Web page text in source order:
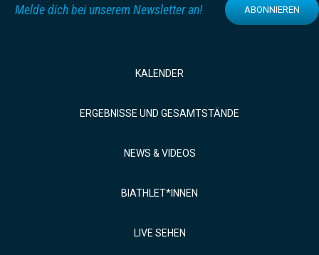
Melde dich bei unserem Newsletter an! ABONNIEREN
KALENDER
ERGEBNISSE UND GESAMTSTÄNDE
NEWS & VIDEOS
BIATHLET*INNEN
LIVE SEHEN